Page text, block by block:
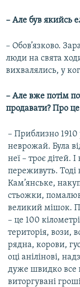
– Але був якийсь
– Обов’язково.
люди на свята
вихвалялись, у
– Але вже потім
продавати? Про це
– Приблизно 1910
неврожай. Була
неї – троє дітей.
переживуть. Тоді
Кам’янське,
стьожки,
великий мішок.
– це 100
територія, вози,
рядна, корови,
оці анілінові,
дуже швидко все
виторгувані